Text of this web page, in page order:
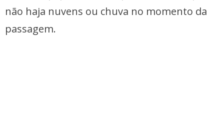
não haja nuvens ou chuva no momento da
passagem.